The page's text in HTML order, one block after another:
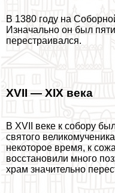
В 1380 году на
Изначально он был
перестраивался.
XVII — XIX века
В XVII веке к собору
святого
некоторое время, к
восстановили много
храм значительно